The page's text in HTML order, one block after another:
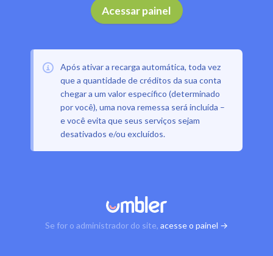
Acessar painel
Após ativar a recarga automática, toda vez
que a quantidade de créditos da sua conta
chegar a um valor específico (determinado
por você), uma nova remessa será incluída –
e você evita que seus serviços sejam
desativados e/ou excluídos.
Se for o administrador do site, acesse o painel →